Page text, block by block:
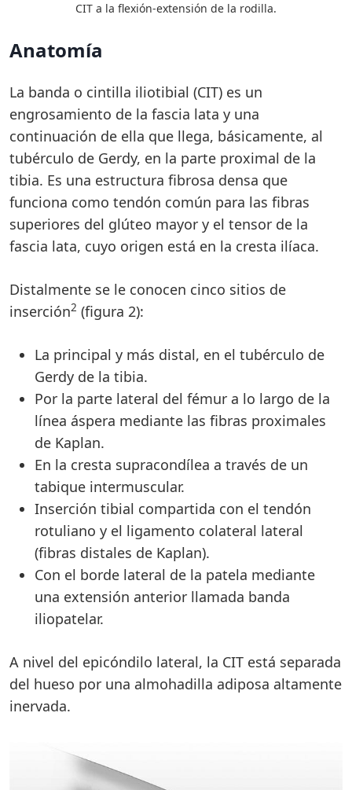
CIT a la flexión-extensión de la rodilla.
Anatomía
La banda o cintilla iliotibial (CIT) es un
engrosamiento de la fascia lata y una
continuación de ella que llega, básicamente, al
tubérculo de Gerdy, en la parte proximal de la
tibia. Es una estructura fibrosa densa que
funciona como tendón común para las fibras
superiores del glúteo mayor y el tensor de la
fascia lata, cuyo origen está en la cresta ilíaca.
Distalmente se le conocen cinco sitios de
inserción2 (figura 2):
La principal y más distal, en el tubérculo de
Gerdy de la tibia.
Por la parte lateral del fémur a lo largo de la
línea áspera mediante las fibras proximales
de Kaplan.
En la cresta supracondílea a través de un
tabique intermuscular.
Inserción tibial compartida con el tendón
rotuliano y el ligamento colateral lateral
(fibras distales de Kaplan).
Con el borde lateral de la patela mediante
una extensión anterior llamada banda
iliopatelar.
A nivel del epicóndilo lateral, la CIT está separada
del hueso por una almohadilla adiposa altamente
inervada.